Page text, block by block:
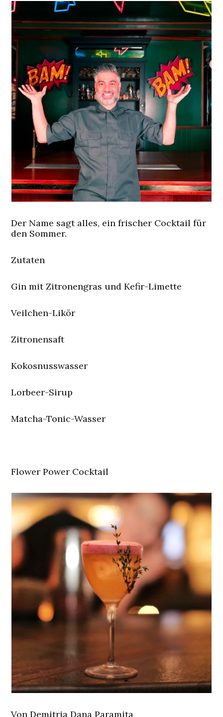
Der Name sagt alles, ein frischer Cocktail für
den Sommer.
Zutaten
Gin mit Zitronengras und Kefir-Limette
Veilchen-Likör
Zitronensaft
Kokosnusswasser
Lorbeer-Sirup
Matcha-Tonic-Wasser
Flower Power Cocktail
Von Demitria Dana Paramita